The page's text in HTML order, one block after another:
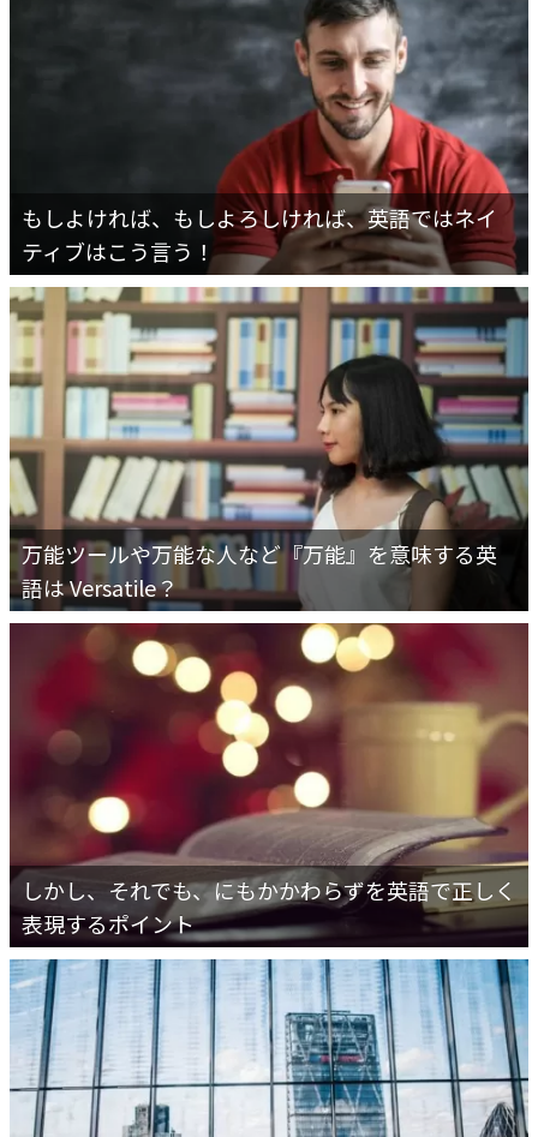
もしよければ、もしよろしければ、英語ではネイ
ティブはこう言う！
万能ツールや万能な人など『万能』を意味する英
語は Versatile？
しかし、それでも、にもかかわらずを英語で正しく
表現するポイント